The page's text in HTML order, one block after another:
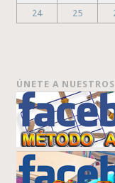
24
25
ÚNETE A